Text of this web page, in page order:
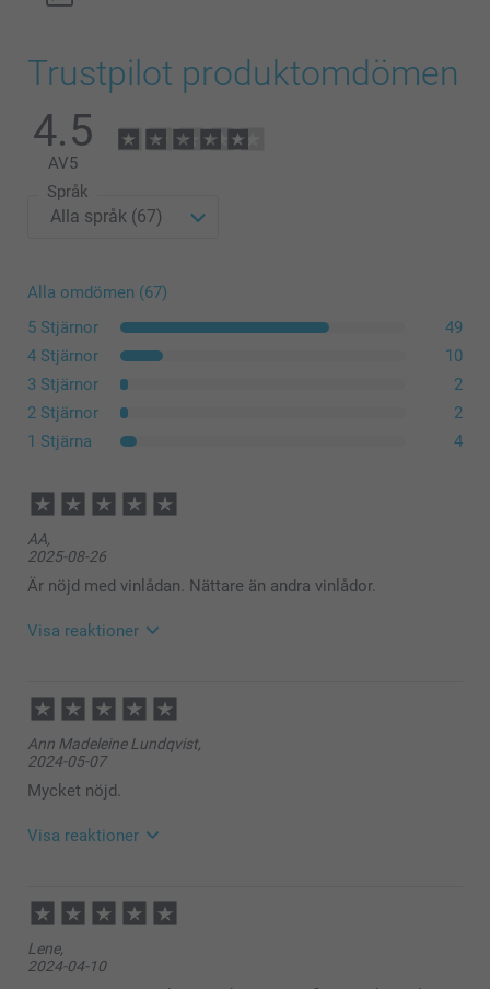
Trustpilot produktomdömen
4.5
AV5
Språk
Alla omdömen (67)
5 Stjärnor
49
4 Stjärnor
10
3 Stjärnor
2
2 Stjärnor
2
1 Stjärna
4
AA,
2025-08-26
Är nöjd med vinlådan. Nättare än andra vinlådor.
Visa reaktioner
10:49
Hej AA,
Stort tack för dina ⭐️⭐️⭐️⭐️⭐️ och omdöme, kul att du
är nöjd med trälådan för flaska!
Vi önskar dig en fin dag!
Varma hälsningar,
Kirsi @smartphoto
Ann Madeleine Lundqvist,
2024-05-07
Mycket nöjd.
Visa reaktioner
10:34
Hej Ann Madeleine,
är nöjd med din trälåda till flaska, visst är det en fin
Lene,
2024-04-10